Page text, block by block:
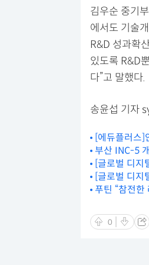
김우순 중기
에서도 기술
R&D 성과확
있도록 R&D
다”고 말했다.
송윤섭 기자
[에듀플러스]
부산 INC-5
[글로벌 디지
[글로벌 디지
푸틴 “참전한
0